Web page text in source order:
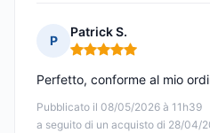
P
Patrick S.
Nota: 5 su 5
Pubblicato il 08/05/2026 à 11h39
a seguito di un acquisto di 28/04/
Perfetto, conforme al mio